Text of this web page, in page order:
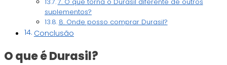
suplementos?
8. Onde posso comprar Durasil?
Conclusão
O que é Durasil?